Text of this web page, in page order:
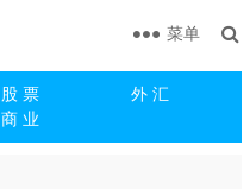
股 票
外 汇
商 业
菜单